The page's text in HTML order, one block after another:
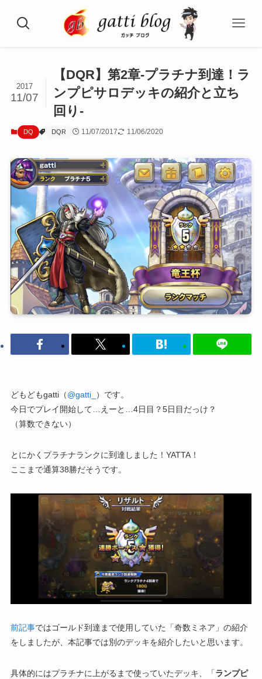
【DQR】第2章-プラチナ到達！ラ
ンプピサロデッキの紹介と立ち
回り-
2017
11/07
DQ DQR 11/07/2017 11/06/2020
どもどもgatti（@gatti_
）です。
今日でプレイ開始して…えーと…4日目？5日目だっけ？
（算数できない）
とにかくプラチナランクに到達しました！YATTA！
ここまで通算38勝だそうです。
前記事ではゴールド到達まで使用していた「奇数ミネア」の紹介
をしましたが、本記事では別のデッキを紹介したいと思います。
具体的にはプラチナに上がるまで使っていたデッキ、「ランプピ